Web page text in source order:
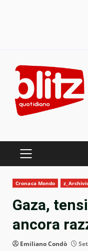
content
PRIMARY
Cronaca Mondo
Gaza,
ancora
Emiliano Condò